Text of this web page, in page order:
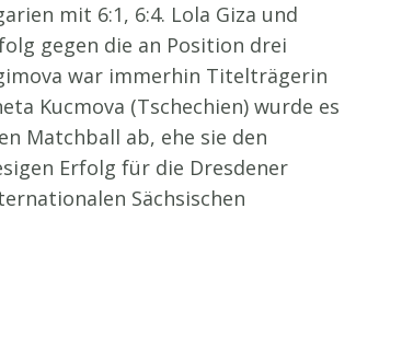
mit 6:1, 6:4. Lola Giza und
gegen die an Position drei
war immerhin Titelträgerin
Kucmova (Tschechien) wurde es
Matchball ab, ehe sie den
Erfolg für die Dresdener
Sächsischen